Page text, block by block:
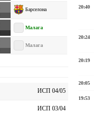
Барселона
Малага
Малага
ИСП 04/05
ИСП 03/04
20:40
20:24
20:19
20:05
19:53